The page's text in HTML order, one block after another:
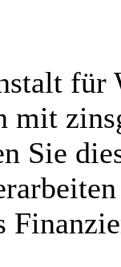
für
mit
Sie